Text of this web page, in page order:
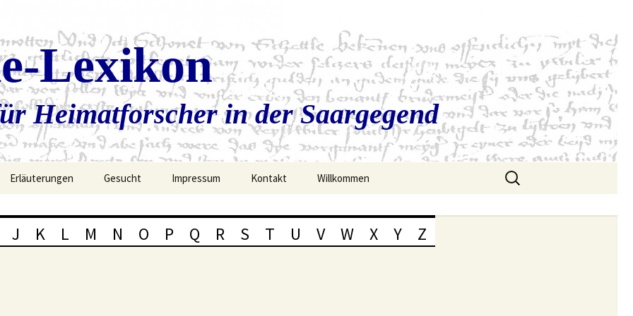
Lexikon
Heimatforscher in der Saargegend
Erläuterungen Gesucht Impressum Kontakt Willkommen
Suchen
nach:
J K L M N O P Q R S T U V W X Y Z